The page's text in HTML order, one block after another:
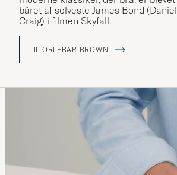
båret af selveste James Bond (Daniel
Craig) i filmen Skyfall.
TIL ORLEBAR BROWN